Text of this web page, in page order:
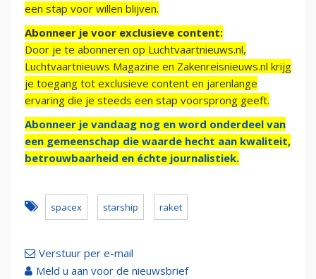
een stap voor willen blijven.
Abonneer je voor exclusieve content:
Door je te abonneren op Luchtvaartnieuws.nl,
Luchtvaartnieuws Magazine en Zakenreisnieuws.nl krijg
je toegang tot exclusieve content en jarenlange
ervaring die je steeds een stap voorsprong geeft.
Abonneer je vandaag nog en word onderdeel van
een gemeenschap die waarde hecht aan kwaliteit,
betrouwbaarheid en échte journalistiek.
spacex starship raket
Verstuur per e-mail
Meld u aan voor de nieuwsbrief